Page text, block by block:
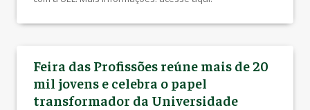
Feira das Profissões reúne mais de 20
mil jovens e celebra o papel
transformador da Universidade